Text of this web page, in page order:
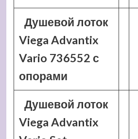
Душевой лоток
Viega Advantix
Vario 736552 с
опорами
Душевой лоток
Viega Advantix